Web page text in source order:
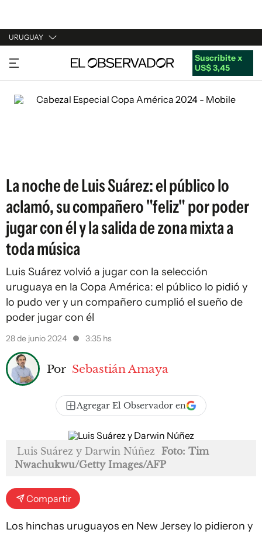
URUGUAY
URUGUAY
ARGENTINA
ESPAÑA
Suscribite x
US$ 3,45
La noche de Luis Suárez: el público lo
aclamó, su compañero "feliz" por poder
jugar con él y la salida de zona mixta a
toda música
Luis Suárez volvió a jugar con la selección
uruguaya en la Copa América: el público lo pidió y
lo pudo ver y un compañero cumplió el sueño de
poder jugar con él
28 de junio 2024 3:35 hs
Por Sebastián Amaya
Agregar El Observador en
Luis Suárez y Darwin Núñez Foto: Tim
Nwachukwu/Getty Images/AFP
Compartir
Los hinchas uruguayos en New Jersey lo pidieron y